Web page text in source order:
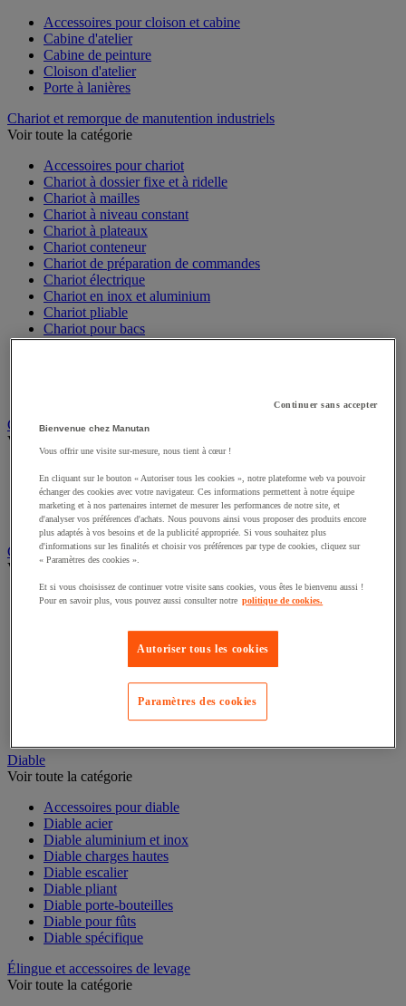
Accessoires pour cloison et cabine
Cabine d'atelier
Cabine de peinture
Cloison d'atelier
Porte à lanières
Chariot et remorque de manutention industriels
Voir toute la catégorie
Accessoires pour chariot
Chariot à dossier fixe et à ridelle
Chariot à mailles
Chariot à niveau constant
Chariot à plateaux
Chariot conteneur
Chariot de préparation de commandes
Chariot électrique
Chariot en inox et aluminium
Chariot pliable
Chariot pour bacs
Chariot pour charges longues et volumineuses
Chauffage, rafraîchisseur et déshumidificateur
Voir toute la catégorie
Chauffage au fuel
Chauffage au gaz
Chauffage électrique
Rafraîchisseur et déshumidificateur
Convoyeur
Voir toute la catégorie
Accessoires pour convoyeur
Convoyeur à rouleaux
Convoyeur extensible et mobile
Convoyeur motorisé à bande
Convoyeur pour palettes
Rail et barrette de manutention
Diable
Voir toute la catégorie
Accessoires pour diable
Diable acier
Diable aluminium et inox
Diable charges hautes
Diable escalier
Diable pliant
Diable porte-bouteilles
Diable pour fûts
Diable spécifique
Élingue et accessoires de levage
Voir toute la catégorie
Continuer sans accepter
Bienvenue chez Manutan
Vous offrir une visite sur-mesure, nous tient à cœur !
En cliquant sur le bouton « Autoriser tous les cookies », notre plateforme web va pouvoir
échanger des cookies avec votre navigateur. Ces informations permettent à notre équipe
marketing et à nos partenaires internet de mesurer les performances de notre site, et
d'analyser vos préférences d'achats. Nous pouvons ainsi vous proposer des produits encore
plus adaptés à vos besoins et de la publicité appropriée. Si vous souhaitez plus
d'informations sur les finalités et choisir vos préférences par type de cookies, cliquez sur
« Paramètres des cookies ».
Et si vous choisissez de continuer votre visite sans cookies, vous êtes le bienvenu aussi !
Pour en savoir plus, vous pouvez aussi consulter notre politique de cookies.
Autoriser tous les cookies
Paramètres des cookies